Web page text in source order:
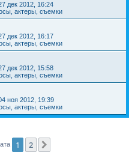
дек 2012, 16:24
актеры, съемки
дек 2012, 16:17
актеры, съемки
дек 2012, 15:58
актеры, съемки
ноя 2012, 19:39
актеры, съемки
1 2